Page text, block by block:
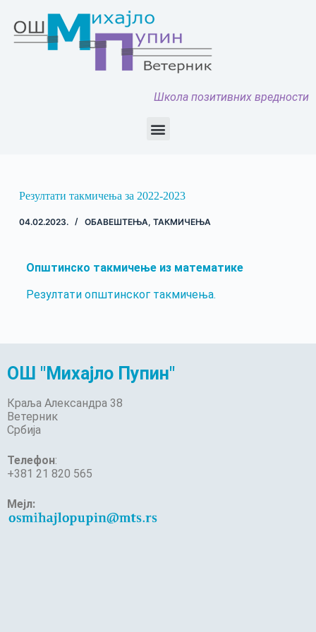
Школа позитивних вредности
Резултати такмичења за 2022-2023
04.02.2023. ОБАВЕШТЕЊА, ТАКМИЧЕЊА
Општинско такмичење из математике
Резултати општинског такмичења.
ОШ "Михајло Пупин"
Краља Александра 38
Ветерник
Србија
Телефон:
+381 21 820 565
Мејл: